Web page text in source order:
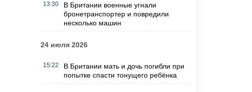
13:30
В Британии военные угнали
бронетранспортер и повредили
несколько машин
24 июля 2026
15:22
В Британии мать и дочь погибли при
попытке спасти тонущего ребёнка